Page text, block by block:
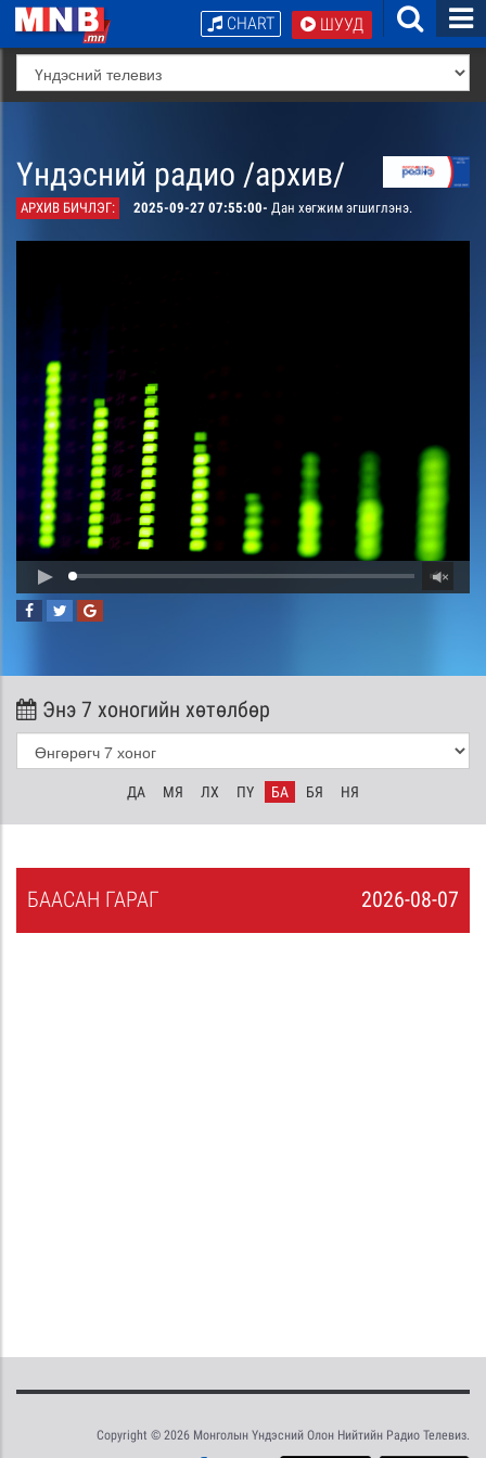
ШУУД
CHART
Үндэсний радио /архив/
АРХИВ БИЧЛЭГ: 2025-09-27 07:55:00- Дан хөгжим эгшиглэнэ.
Энэ 7 хоногийн хөтөлбөр
ДА МЯ ЛХ ПҮ БА БЯ НЯ
2026-08-07
БААСАН ГАРАГ
Copyright © 2026 Монголын Үндэсний Олон Нийтийн Радио Телевиз.